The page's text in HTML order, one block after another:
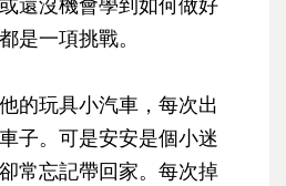
是一項挑戰。
的玩具小汽車，每次出
子。可是安安是個小迷
常忘記帶回家。每次掉